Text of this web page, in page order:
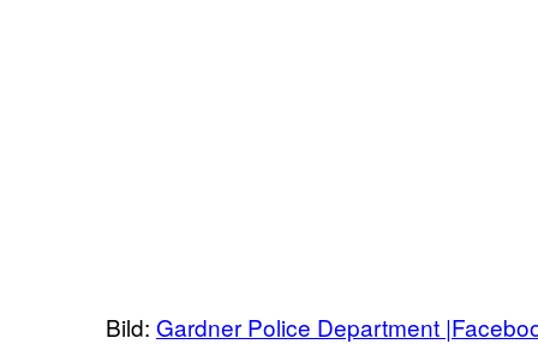
Bild: Gardner Police Department